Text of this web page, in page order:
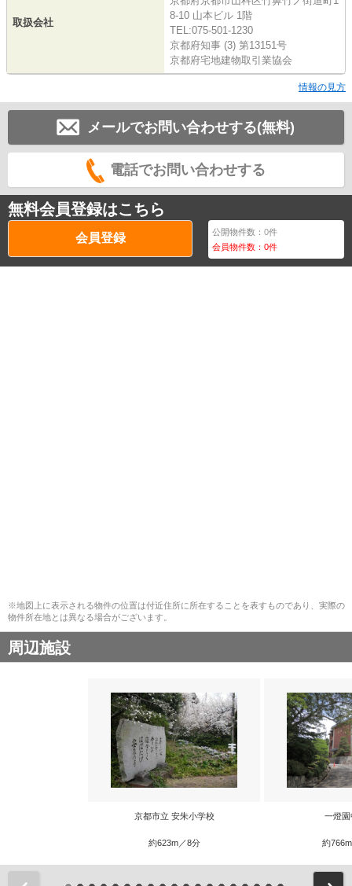
取扱会社
8-10 山本ビル 1階
TEL:075-501-1230
京都府知事 (3) 第13151号
京都府宅地建物取引業協会
情報の見方
メールでお問い合わせする(無料)
電話でお問い合わせする
無料会員登録はこちら
会員登録 公開物件数：0件
会員物件数：0件
※地図上に表示される物件の位置は付近住所に所在することを表すものであり、実際の
物件所在地とは異なる場合がございます。
周辺施設
京都市立 安朱小学校
約623m／8分
一燈園
約